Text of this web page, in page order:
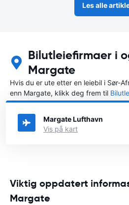
Les alle
Bilutleiefirmaer i
Margate
Hvis du er ute etter en leiebil i Sør-
enn Margate, klikk deg frem til
du kan velge byen i Sør-Afrika der
Margate Lufthavn
Vis på kart
Viktig oppdatert
Margate